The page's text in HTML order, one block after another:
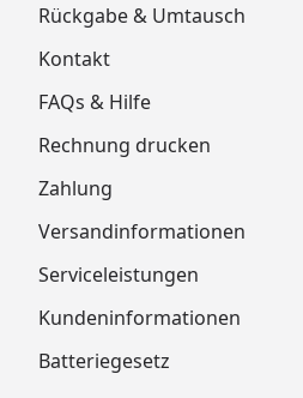
Rückgabe & Umtausch
Kontakt
FAQs & Hilfe
Rechnung drucken
Zahlung
Versandinformationen
Serviceleistungen
Kundeninformationen
Batteriegesetz